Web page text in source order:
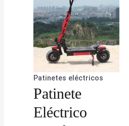
Patinetes eléctricos
Patinete
Eléctrico